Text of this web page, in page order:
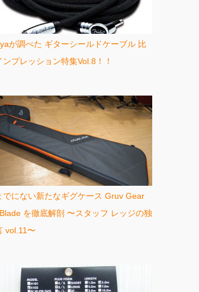
が調べた ギターシールドケーブル 比
ンプレッション特集Vol.8！！
でにない新たなギグケース Gruv Gear
を徹底解剖 〜スタッフ レッジの独
vol.11〜